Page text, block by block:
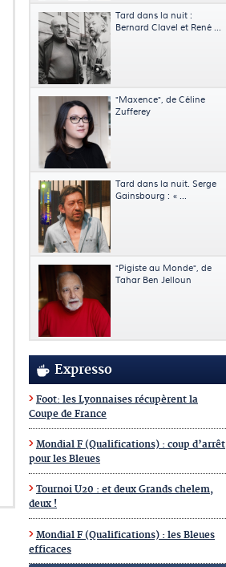
Tard dans la nuit :
Bernard Clavel et René ...
"Maxence", de Céline
Zufferey
Tard dans la nuit. Serge
Gainsbourg : « ...
"Pigiste au Monde", de
Tahar Ben Jelloun
Expresso
Foot: les Lyonnaises récupèrent la
Coupe de France
Mondial F (Qualifications) : coup d’arrêt
pour les Bleues
Tournoi U20 : et deux Grands chelem,
deux !
Mondial F (Qualifications) : les Bleues
efficaces